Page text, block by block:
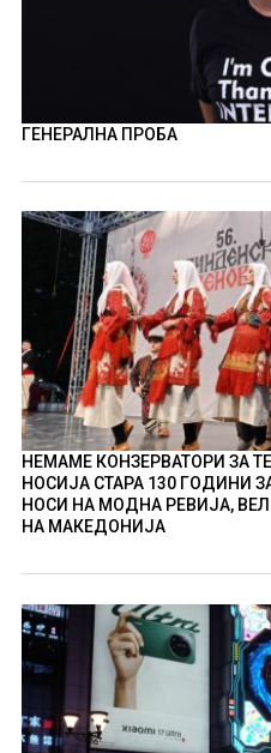
ГЕНЕРАЛНА ПРОБА
НЕМАМЕ КОНЗЕРВАТОРИ ЗА
НОСИЈА СТАРА 130 ГОДИНИ
НОСИ НА МОДНА РЕВИЈА,
НА МАКЕДОНИЈА